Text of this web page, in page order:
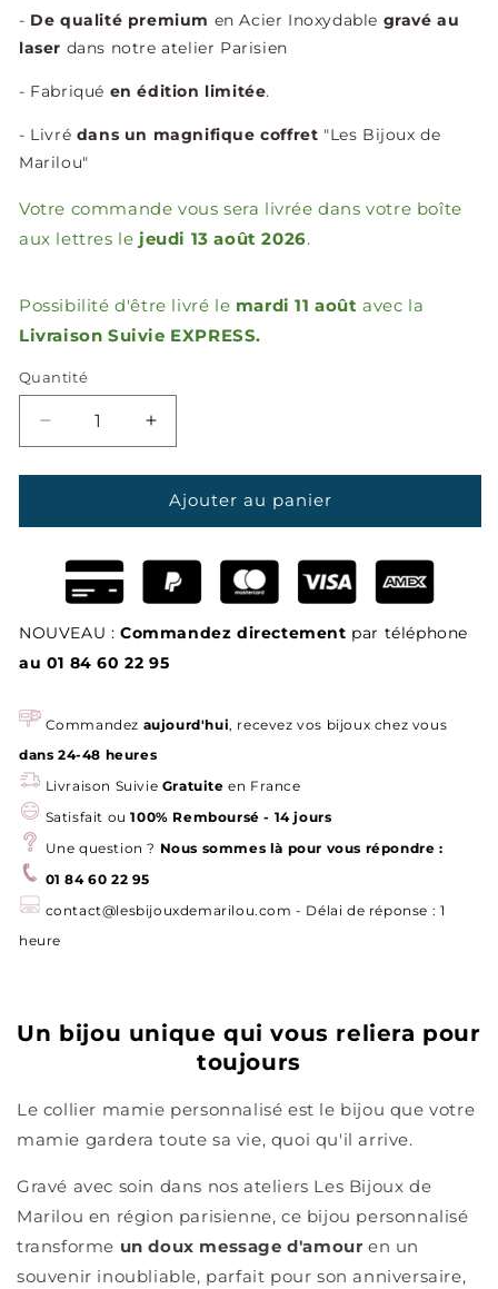
- De qualité premium en Acier Inoxydable gravé au
laser dans notre atelier Parisien
- Fabriqué en édition limitée.
- Livré dans un magnifique coffret "Les Bijoux de
Marilou"
Votre commande vous sera livrée dans votre boîte
aux lettres le jeudi 13 août 2026.
Possibilité d'être livré le mardi 11 août avec la
Livraison Suivie EXPRESS.
Quantité
Quantité
Réduire
la
quantité
Collier
Personnalisé
Meilleure
des
Augmenter
la
quantité
de
Collier
Personnalisé
—
Meilleure
des
Ajouter au panier
NOUVEAU : Commandez directement par téléphone
au 01 84 60 22 95
Commandez aujourd'hui, recevez vos bijoux chez vous
dans 24-48 heures
Livraison Suivie Gratuite en France
Satisfait ou100% Remboursé - 14 jours
Une question ? Nous sommes là pour vous répondre :
01 84 60 22 95
contact@lesbijouxdemarilou.com - Délai de réponse : 1
heure
Un bijou unique qui vous reliera pour
toujours
Le collier mamie personnalisé est le bijou que votre
mamie gardera toute sa vie, quoi qu'il arrive.
Gravé avec soin dans nos ateliers Les Bijoux de
Marilou en région parisienne, ce bijou personnalisé
transforme un doux message d'amour en un
souvenir inoubliable, parfait pour son anniversaire,